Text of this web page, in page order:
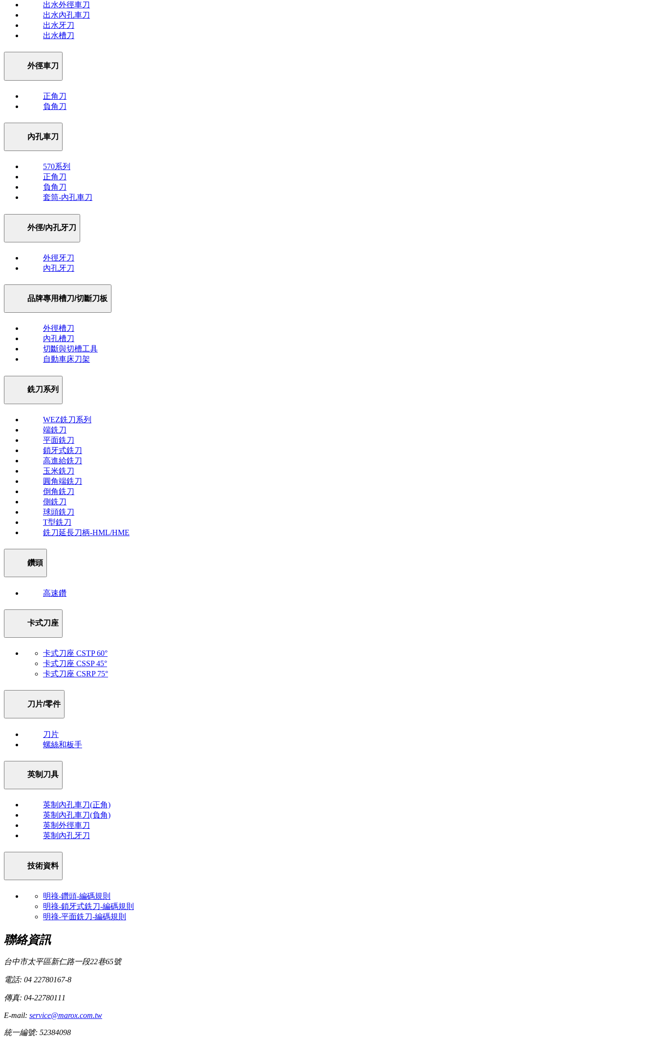
出水外徑車刀
出水內孔車刀
出水牙刀
出水槽刀
外徑車刀
正角刀
負角刀
內孔車刀
570系列
正角刀
負角刀
套筒-內孔車刀
外徑/內孔牙刀
外徑牙刀
內孔牙刀
品牌專用槽刀/切斷刀板
外徑槽刀
內孔槽刀
切斷與切槽工具
自動車床刀架
銑刀系列
WEZ銑刀系列
端銑刀
平面銑刀
鎖牙式銑刀
高進給銑刀
玉米銑刀
圓角端銑刀
倒角銑刀
側銑刀
球頭銑刀
T型銑刀
銑刀延長刀柄-HML/HME
鑽頭
高速鑽
卡式刀座
卡式刀座 CSTP 60°
卡式刀座 CSSP 45°
卡式刀座 CSRP 75°
刀片/零件
刀片
螺絲和板手
英制刀具
英制內孔車刀(正角)
英制內孔車刀(負角)
英制外徑車刀
英制內孔牙刀
技術資料
明祿-鑽頭-編碼規則
明祿-鎖牙式銑刀-編碼規則
明祿-平面銑刀-編碼規則
聯絡資訊
台中市太平區新仁路一段22巷65號
電話: 04 22780167-8
傳真: 04-22780111
E-mail: service@marox.com.tw
統一編號: 52384098